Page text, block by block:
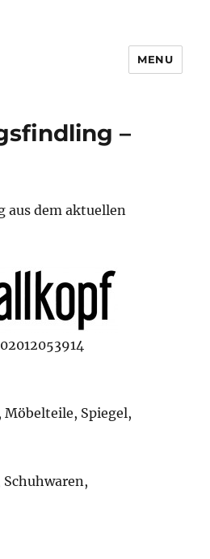
MENU
–
aus dem aktuellen
Spiegel,